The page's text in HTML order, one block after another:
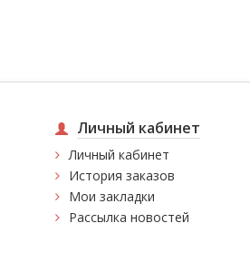
Личный кабинет
Личный кабинет
История заказов
Мои закладки
Рассылка новостей